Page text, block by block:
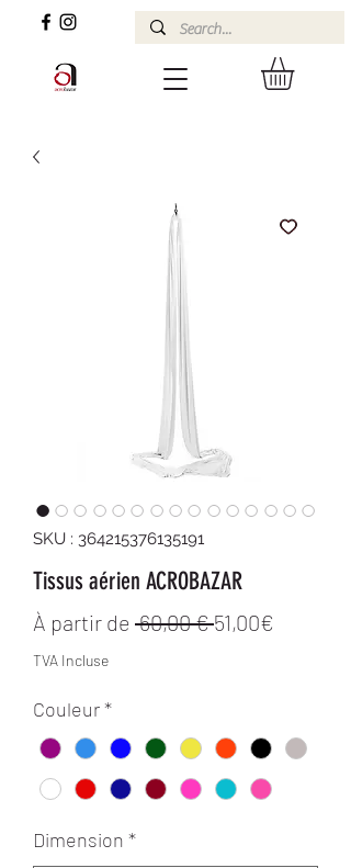
SKU : 364215376135191
Tissus aérien ACROBAZAR
À partir de 60,00 € Prix original
51,00€
TVA Incluse
Couleur*
Dimension *